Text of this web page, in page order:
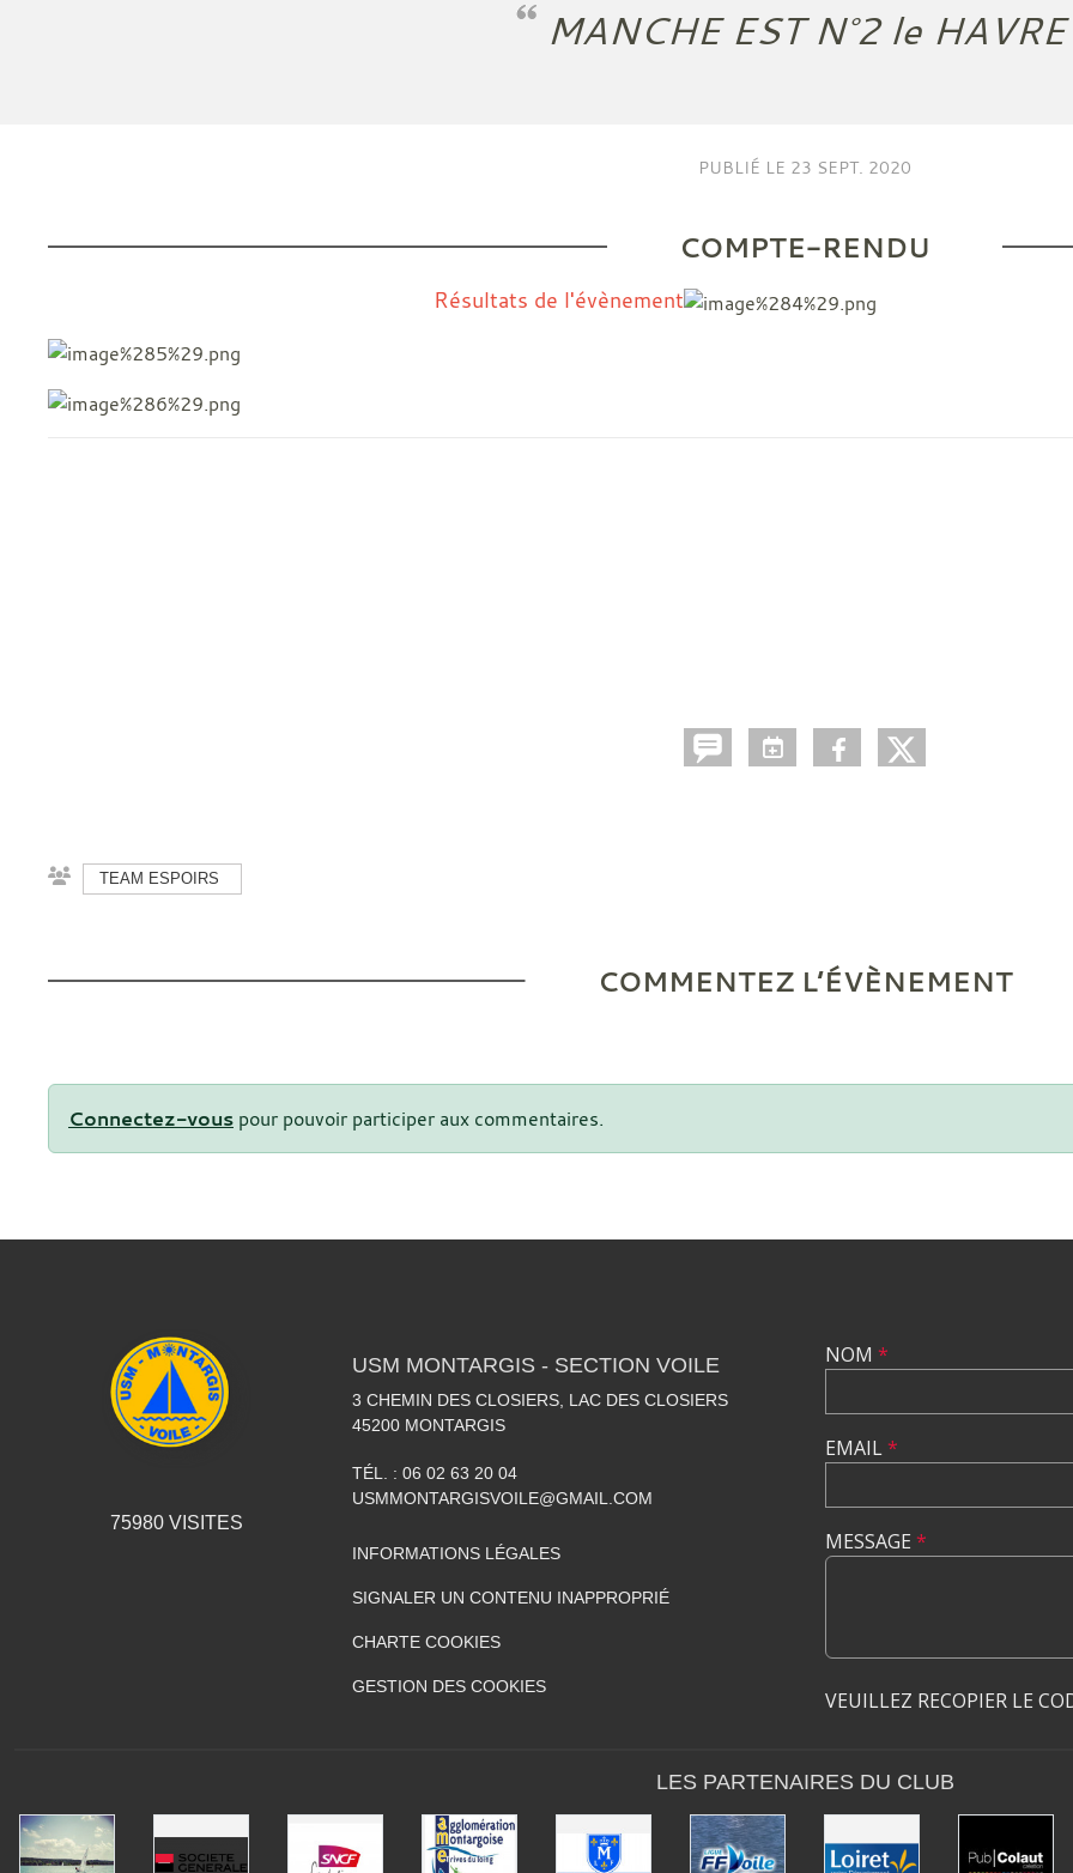
MANCHE EST N°2 le HAVRE
PUBLIÉ LE 23 SEPT. 2020
COMPTE-RENDU
Résultats de l'évènement
TEAM ESPOIRS
COMMENTEZ L’ÉVÈNEMENT
Connectez-vous pour pouvoir participer aux commentaires.
75980VISITES
USM MONTARGIS - SECTION VOILE
3 CHEMIN DES CLOSIERS, LAC DES CLOSIERS
45200 MONTARGIS
TÉL. : 06 02 63 20 04
USMMONTARGISVOILE@GMAIL.COM
INFORMATIONS LÉGALES
SIGNALER UN CONTENU INAPPROPRIÉ
CHARTE COOKIES
GESTION DES COOKIES
NOM *
EMAIL*
MESSAGE *
VEUILLEZ RECOPIER LE
LES PARTENAIRES DU CLUB